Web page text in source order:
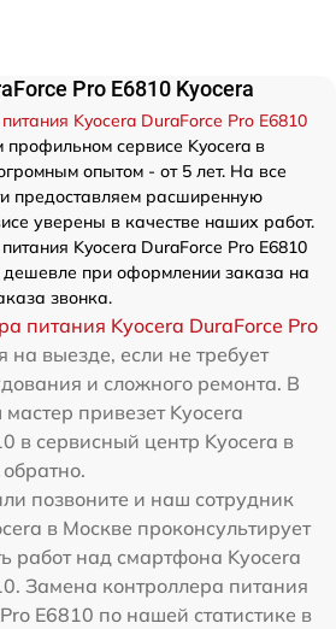
Pro E6810 Kyocera
Kyocera DuraForce Pro E6810
сервисе Kyocera в
опытом - от 5 лет. На все
предоставляем расширенную
уверены в качестве наших работ.
Kyocera DuraForce Pro E6810
дешевле при оформлении заказа на
звонка.
питания Kyocera DuraForce Pro
на выезде, если не требует
и сложного ремонта. В
привезет Kyocera
в сервисный центр Kyocera в
позвоните и наш сотрудник
в Москве проконсультирует
работ над смартфона Kyocera
Замена контроллера питания
E6810 по нашей статистике в